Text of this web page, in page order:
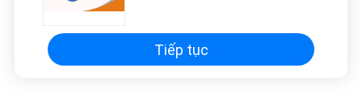
Tiếp tục